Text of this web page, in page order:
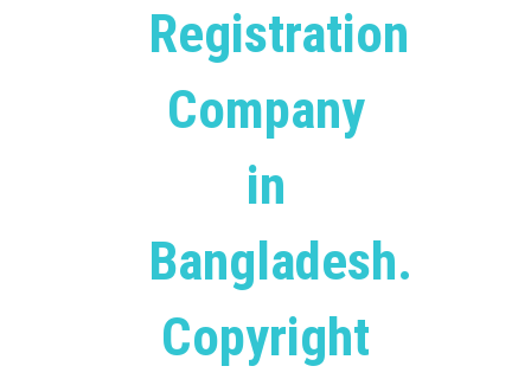
Registration
Company
in
Bangladesh.
Copyright